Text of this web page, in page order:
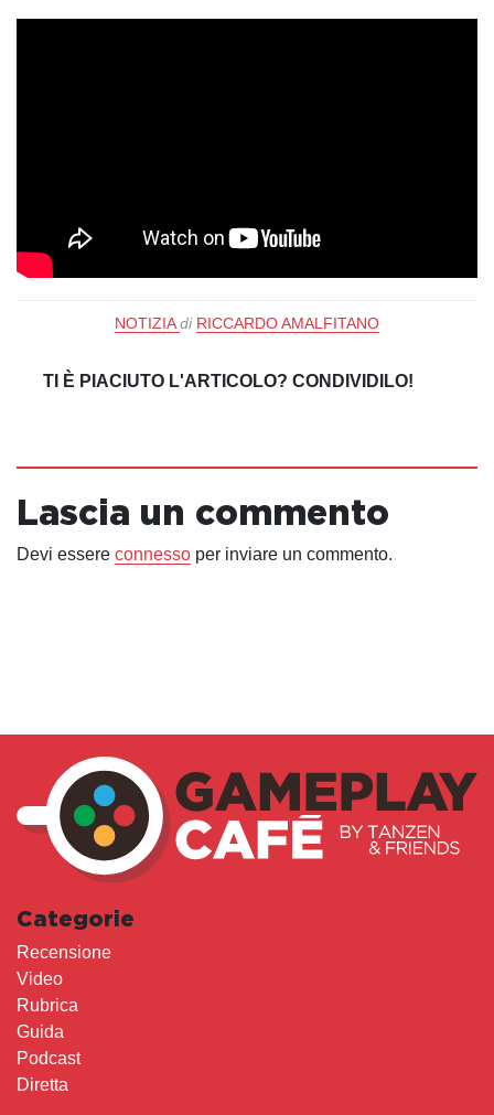
NOTIZIA di RICCARDO AMALFITANO
TI È PIACIUTO L'ARTICOLO? CONDIVIDILO!
Lascia un commento
Devi essere connesso per inviare un commento.
Categorie
Recensione
Video
Rubrica
Guida
Podcast
Diretta